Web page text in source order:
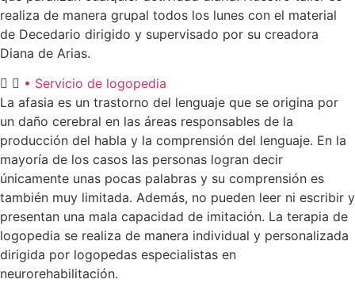
realiza de manera grupal todos los lunes con el material
de Decedario dirigido y supervisado por su creadora
Diana de Arias.
• Servicio de logopedia
La afasia es un trastorno del lenguaje que se origina por
un daño cerebral en las áreas responsables de la
producción del habla y la comprensión del lenguaje. En la
mayoría de los casos las personas logran decir
únicamente unas pocas palabras y su comprensión es
también muy limitada. Además, no pueden leer ni escribir y
presentan una mala capacidad de imitación. La terapia de
logopedia se realiza de manera individual y personalizada
dirigida por logopedas especialistas en
neurorehabilitación.